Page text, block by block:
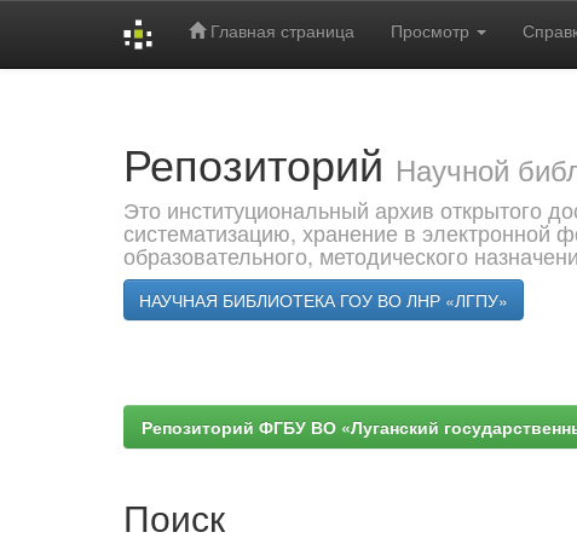
Главная страница Просмотр
Репозиторий Научной
Это институциональный архив открытого
систематизацию, хранение в электронной
образовательного, методического
НАУЧНАЯ БИБЛИОТЕКА ГОУ ВО ЛНР «ЛГПУ»
Репозиторий ФГБУ ВО «Луганский
Поиск